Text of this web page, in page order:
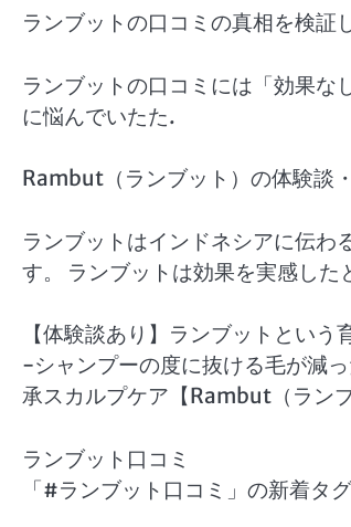
ランブットの口コミの真相を検証
ランブットの口コミには「効果な
に悩んでいたた.
Rambut（ランブット）の体験談
ランブットはインドネシアに伝わ
す。 ランブットは効果を実感し
【体験談あり】ランブットとい
-シャンプーの度に抜ける毛が減
承スカルプケア【Rambut（ラン
ランブット口コミ
「#ランブット口コミ」の新着タ